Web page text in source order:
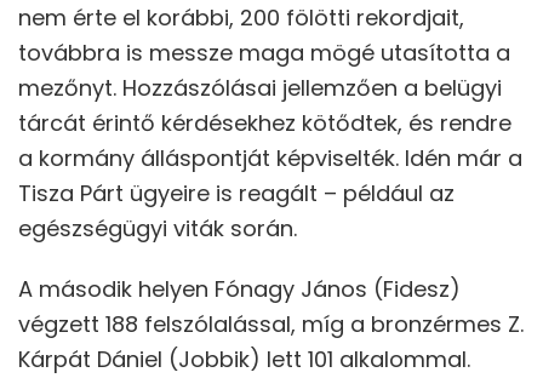
nem érte el korábbi, 200 fölötti rekordjait,
továbbra is messze maga mögé utasította a
mezőnyt. Hozzászólásai jellemzően a belügyi
tárcát érintő kérdésekhez kötődtek, és rendre
a kormány álláspontját képviselték. Idén már a
Tisza Párt ügyeire is reagált – például az
egészségügyi viták során.
A második helyen Fónagy János (Fidesz)
végzett 188 felszólalással, míg a bronzérmes Z.
Kárpát Dániel (Jobbik) lett 101 alkalommal.